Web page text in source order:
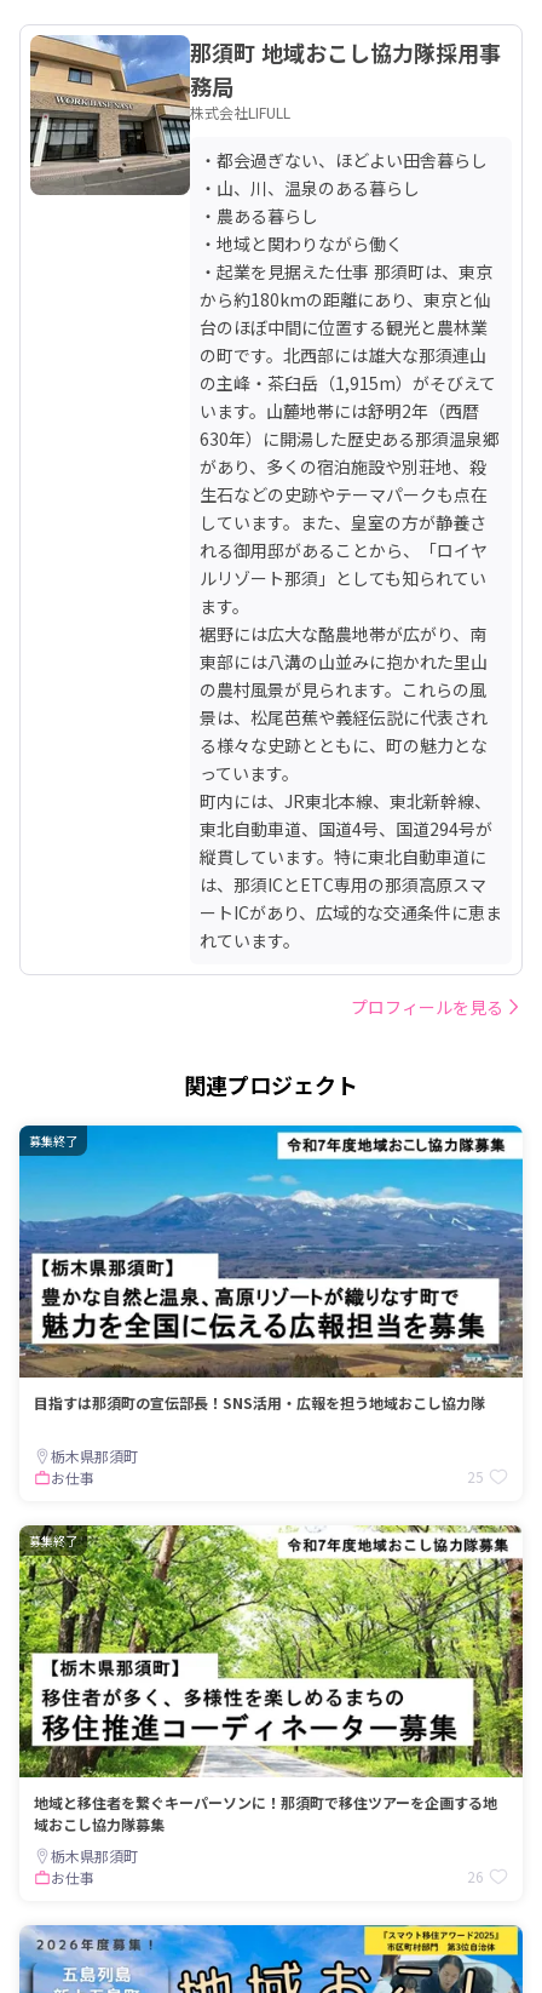
那須町 地域おこし協力隊採用事
務局
株式会社LIFULL
・都会過ぎない、ほどよい田舎暮らし
・山、川、温泉のある暮らし
・農ある暮らし
・地域と関わりながら働く
・起業を見据えた仕事 那須町は、東京
から約180kmの距離にあり、東京と仙
台のほぼ中間に位置する観光と農林業
の町です。北西部には雄大な那須連山
の主峰・茶臼岳（1,915m）がそびえて
います。山麓地帯には舒明2年（西暦
630年）に開湯した歴史ある那須温泉郷
があり、多くの宿泊施設や別荘地、殺
生石などの史跡やテーマパークも点在
しています。また、皇室の方が静養さ
れる御用邸があることから、「ロイヤ
ルリゾート那須」としても知られてい
ます。
裾野には広大な酪農地帯が広がり、南
東部には八溝の山並みに抱かれた里山
の農村風景が見られます。これらの風
景は、松尾芭蕉や義経伝説に代表され
る様々な史跡とともに、町の魅力とな
っています。
町内には、JR東北本線、東北新幹線、
東北自動車道、国道4号、国道294号が
縦貫しています。特に東北自動車道に
は、那須ICとETC専用の那須高原スマ
ートICがあり、広域的な交通条件に恵ま
れています。
プロフィールを見る
関連プロジェクト
募集終了
目指すは那須町の宣伝部長！SNS活用・広報を担う地域おこし協力隊
栃木県那須町
お仕事
25
募集終了
地域と移住者を繋ぐキーパーソンに！那須町で移住ツアーを企画する地
域おこし協力隊募集
栃木県那須町
お仕事
26